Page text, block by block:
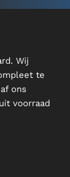
Wij
te
ons
voorraad